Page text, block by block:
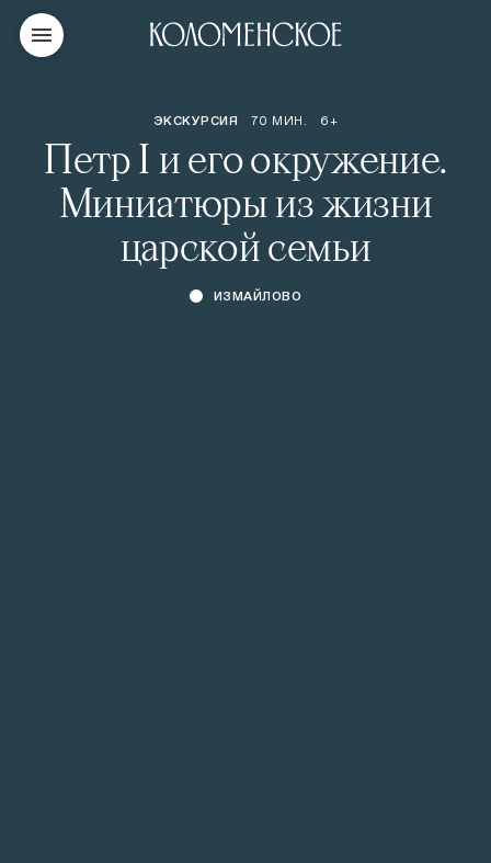
ЭКСКУРСИЯ 70 МИН. 6+
Петр I и его окружение.
Миниатюры из жизни
царской семьи
ИЗМАЙЛОВО